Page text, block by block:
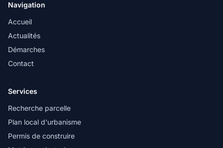
Navigation
Accueil
Actualités
Démarches
Contact
Services
Recherche parcelle
Plan local d'urbanisme
Permis de construire